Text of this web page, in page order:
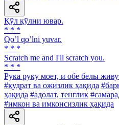
Қўл қўлни ювар.
* * *
Qoʼl qoʼlni yuvar.
* * *
Scratch me and I'll scratch you.
* * *
Рука руку моет, и обе белы
#қудрат ва ожизлик ҳақида
ҳақида #адолат, тенглик
#имкон ва имконсизлик ҳақида